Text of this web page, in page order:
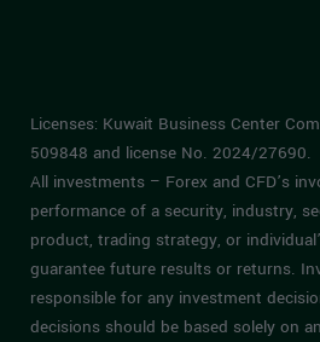
Licenses: Kuwait Business Center
509848 and license No. 2024/27690.
All investments – Forex and CFD’s
performance of a security, industry,
product, trading strategy, or
guarantee future results or returns.
responsible for any investment
decisions should be based solely on